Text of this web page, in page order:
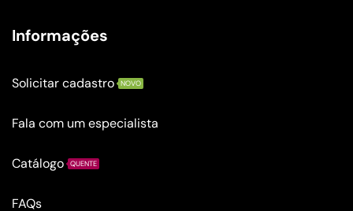
Informações
Solicitar cadastro NOVO
Fala com um especialista
Catálogo QUENTE
FAQs